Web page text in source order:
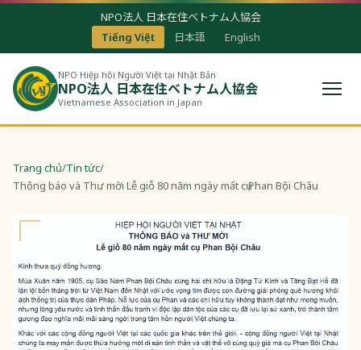
NPO法人 日本在住ベトナム人協会
Tiếng Việt
日本語 English
NPO Hiệp hội Người Việt tại Nhật Bản
NPO法人 日本在住ベトナム人協会
Vietnamese Association in Japan
Trang chủ/Tin tức/
Thông báo và Thư mời Lễ giỗ 80 năm ngày mất cụ Phan Bội Châu